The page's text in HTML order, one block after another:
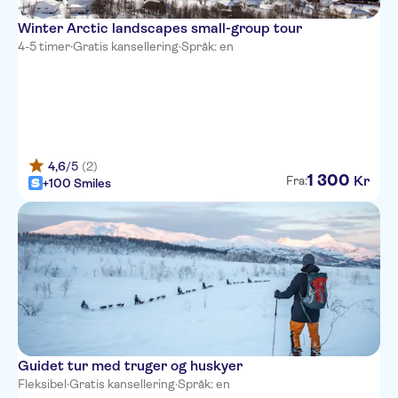
Winter Arctic landscapes small-group tour
4-5 timer·Gratis kansellering·Språk: en
4,6/5 (2)
+100 Smiles
Fra:1 300 Kr
Guidet tur med truger og huskyer
Fleksibel·Gratis kansellering·Språk: en